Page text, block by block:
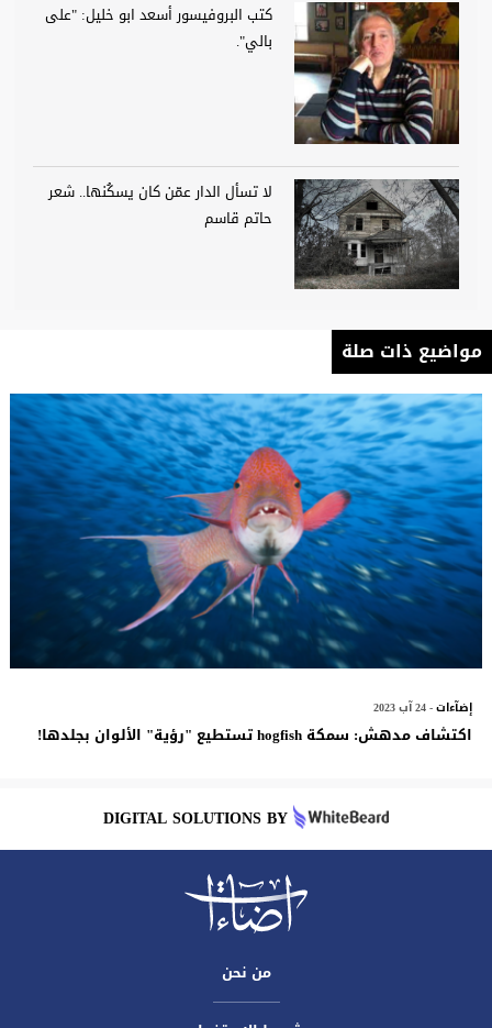
كتب البروفيسور أسعد ابو خليل: "على
بالي".
لا تسأل الدار عمّن كان يسكُنها.. شعر
حاتم قاسم
مواضيع ذات صلة
إضآءات- 24 آب 2023
اكتشاف مدهش: سمكة hogfish تستطيع "رؤية" الألوان بجلدها!
DIGITAL SOLUTIONS BY
من نحن